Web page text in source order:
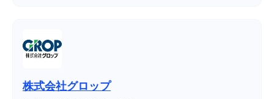
株式会社グロップ